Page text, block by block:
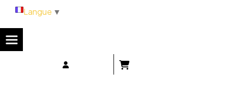
Langue ▼